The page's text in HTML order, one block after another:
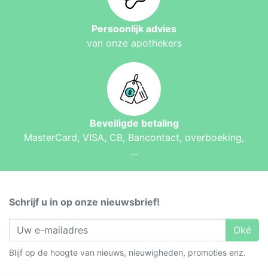
Persoonlijk advies
van onze apothekers
Beveiligde betaling
MasterCard, VISA, CB, Bancontact, overboeking,
...
Schrijf u in op onze nieuwsbrief!
Oké
Blijf op de hoogte van nieuws, nieuwigheden, promoties enz.